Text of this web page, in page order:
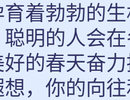
着勃勃的
明的人会
的春天奋
，你的向